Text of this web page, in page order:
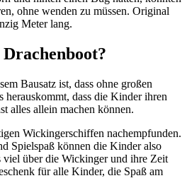
ohne wenden zu müssen. Original
Meter lang.
Bausatz ist, dass ohne großen
herauskommt, dass die Kinder ihren
alles allein machen können.
Wickingerschiffen nachempfunden.
Spielspaß können die Kinder also
viel über die Wickinger und ihre Zeit
für alle Kinder, die Spaß am